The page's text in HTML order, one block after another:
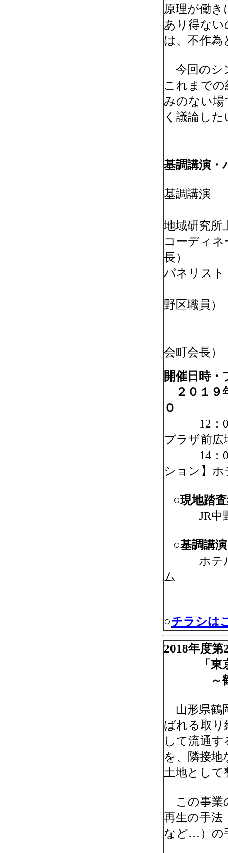
原理が働
あり得ない
は、不作
今回のシ
これまで
みのない場
く議論した
基調講演・
基調講
地域研究所
コーディ
長）
パネリスト
野区職員）
会町会長）
開催日時
２０１９
０
12：00～
プラザ前広
14：00
ション】
○現地踏
JR中
○基調講
ホテル
ム
○チラシは
2018年度第
「東京の
～鶴岡
山形県鶴
ばれる取り
して流通
を、隣接
土地として
この事業
再生の手法
など…）の